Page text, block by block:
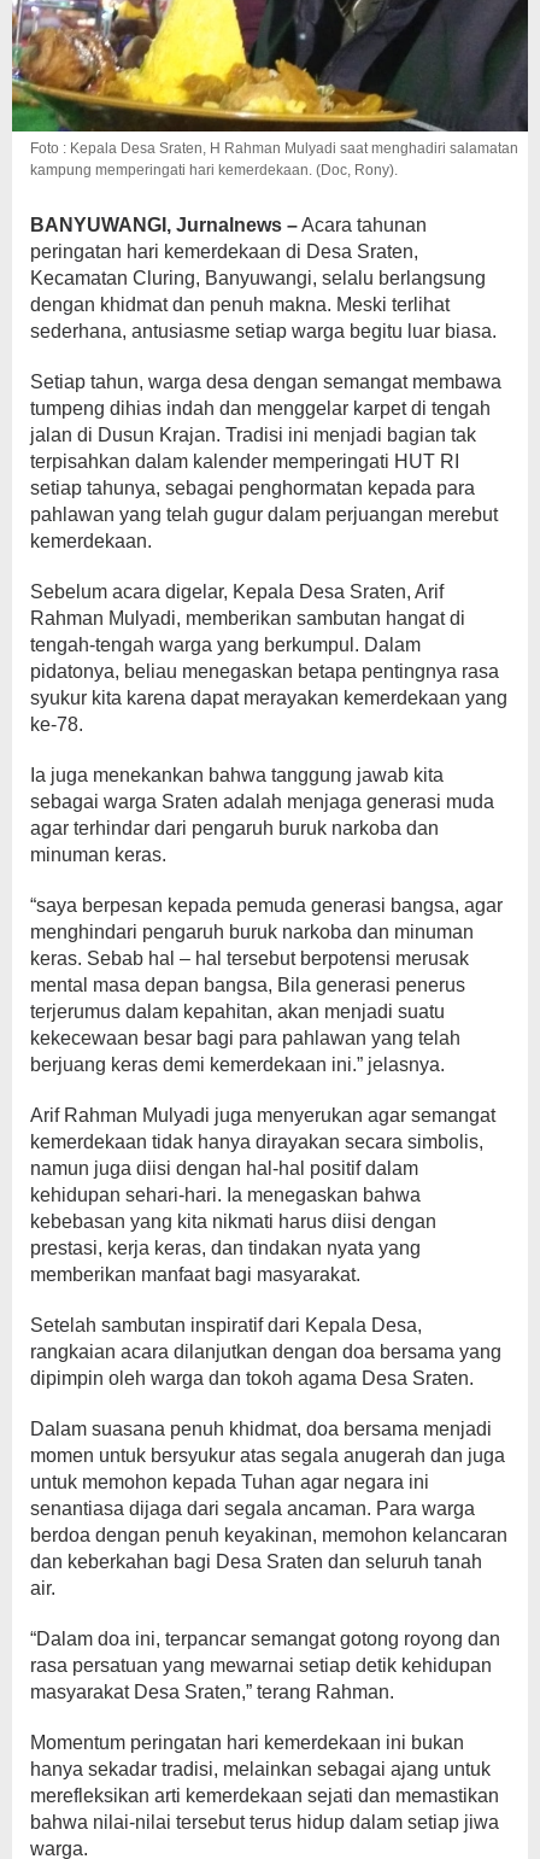
Foto : Kepala Desa Sraten, H Rahman Mulyadi saat menghadiri salamatan
kampung memperingati hari kemerdekaan. (Doc, Rony).
BANYUWANGI, Jurnalnews –Acara tahunan
peringatan hari kemerdekaan di Desa Sraten,
Kecamatan Cluring, Banyuwangi, selalu berlangsung
dengan khidmat dan penuh makna. Meski terlihat
sederhana, antusiasme setiap warga begitu luar biasa.
Setiap tahun, warga desa dengan semangat membawa
tumpeng dihias indah dan menggelar karpet di tengah
jalan di Dusun Krajan. Tradisi ini menjadi bagian tak
terpisahkan dalam kalender memperingati HUT RI
setiap tahunya, sebagai penghormatan kepada para
pahlawan yang telah gugur dalam perjuangan merebut
kemerdekaan.
Sebelum acara digelar, Kepala Desa Sraten, Arif
Rahman Mulyadi, memberikan sambutan hangat di
tengah-tengah warga yang berkumpul. Dalam
pidatonya, beliau menegaskan betapa pentingnya rasa
syukur kita karena dapat merayakan kemerdekaan yang
ke-78.
Ia juga menekankan bahwa tanggung jawab kita
sebagai warga Sraten adalah menjaga generasi muda
agar terhindar dari pengaruh buruk narkoba dan
minuman keras.
“saya berpesan kepada pemuda generasi bangsa, agar
menghindari pengaruh buruk narkoba dan minuman
keras. Sebab hal – hal tersebut berpotensi merusak
mental masa depan bangsa, Bila generasi penerus
terjerumus dalam kepahitan, akan menjadi suatu
kekecewaan besar bagi para pahlawan yang telah
berjuang keras demi kemerdekaan ini.” jelasnya.
Arif Rahman Mulyadi juga menyerukan agar semangat
kemerdekaan tidak hanya dirayakan secara simbolis,
namun juga diisi dengan hal-hal positif dalam
kehidupan sehari-hari. Ia menegaskan bahwa
kebebasan yang kita nikmati harus diisi dengan
prestasi, kerja keras, dan tindakan nyata yang
memberikan manfaat bagi masyarakat.
Setelah sambutan inspiratif dari Kepala Desa,
rangkaian acara dilanjutkan dengan doa bersama yang
dipimpin oleh warga dan tokoh agama Desa Sraten.
Dalam suasana penuh khidmat, doa bersama menjadi
momen untuk bersyukur atas segala anugerah dan juga
untuk memohon kepada Tuhan agar negara ini
senantiasa dijaga dari segala ancaman. Para warga
berdoa dengan penuh keyakinan, memohon kelancaran
dan keberkahan bagi Desa Sraten dan seluruh tanah
air.
“Dalam doa ini, terpancar semangat gotong royong dan
rasa persatuan yang mewarnai setiap detik kehidupan
masyarakat Desa Sraten,” terang Rahman.
Momentum peringatan hari kemerdekaan ini bukan
hanya sekadar tradisi, melainkan sebagai ajang untuk
merefleksikan arti kemerdekaan sejati dan memastikan
bahwa nilai-nilai tersebut terus hidup dalam setiap jiwa
warga.